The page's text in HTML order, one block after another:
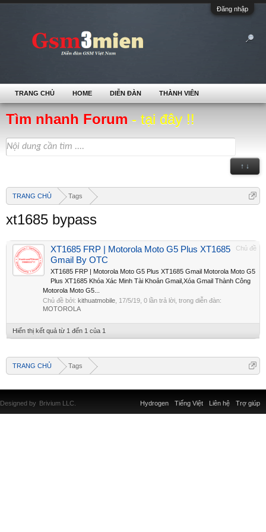
Đăng nhập
Tìm nhanh Forum - tại đây !!
↑ ↓
TRANG CHỦ Tags
xt1685 bypass
Chủ đề
XT1685 FRP | Motorola Moto G5 Plus XT1685
Gmail By OTC
XT1685 FRP | Motorola Moto G5 Plus XT1685 Gmail Motorola Moto G5
Plus XT1685 Khóa Xác Minh Tài Khoản Gmail,Xóa Gmail Thành Công
Motorola Moto G5...
Chủ đề bởi: kithuatmobile 17/5/19 , 0 lần trả lời, trong diễn đàn:
MOTOROLA
Hiển thị kết quả từ 1 đến 1 của 1
TRANG CHỦ Tags
TRANG CHỦ HOME DIỄN ĐÀN THÀNH VIÊN
Liên hệ Trợ giúp
Hydrogen Tiếng Việt
Designed by Brivium LLC.